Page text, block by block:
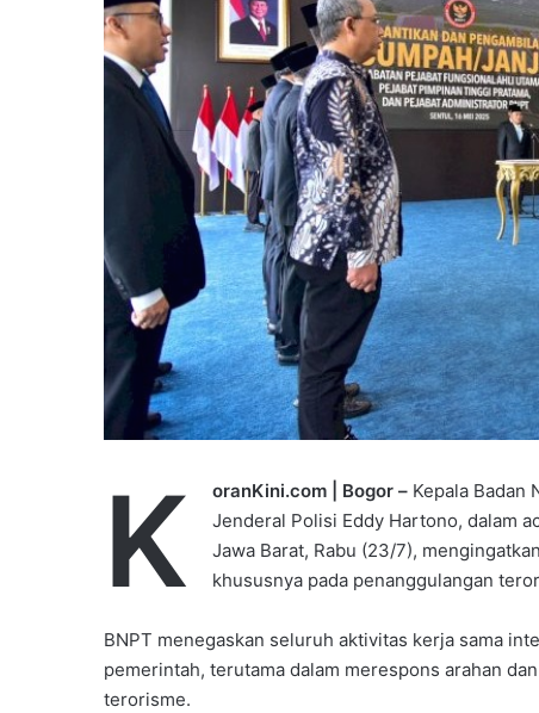
K oranKini.com | Bogor – Kepala Badan
Jenderal Polisi Eddy Hartono, dalam
Jawa Barat, Rabu (23/7),
khususnya pada penanggulangan
BNPT menegaskan seluruh aktivitas kerja sama
pemerintah, terutama dalam merespons arahan
terorisme.